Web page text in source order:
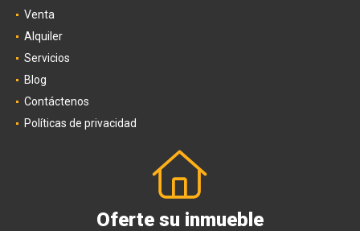
Venta
Alquiler
Servicios
Blog
Contáctenos
Políticas de privacidad
Oferte su inmueble